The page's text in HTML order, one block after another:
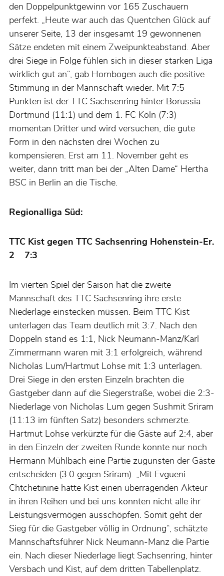
den Doppelpunktgewinn vor 165 Zuschauern
perfekt. „Heute war auch das Quentchen Glück auf
unserer Seite, 13 der insgesamt 19 gewonnenen
Sätze endeten mit einem Zweipunkteabstand. Aber
drei Siege in Folge fühlen sich in dieser starken Liga
wirklich gut an“, gab Hornbogen auch die positive
Stimmung in der Mannschaft wieder. Mit 7:5
Punkten ist der TTC Sachsenring hinter Borussia
Dortmund (11:1) und dem 1. FC Köln (7:3)
momentan Dritter und wird versuchen, die gute
Form in den nächsten drei Wochen zu
kompensieren. Erst am 11. November geht es
weiter, dann tritt man bei der „Alten Dame“ Hertha
BSC in Berlin an die Tische.
Regionalliga Süd:
TTC Kist gegen TTC Sachsenring Hohenstein-Er.
2 7:3
Im vierten Spiel der Saison hat die zweite
Mannschaft des TTC Sachsenring ihre erste
Niederlage einstecken müssen. Beim TTC Kist
unterlagen das Team deutlich mit 3:7. Nach den
Doppeln stand es 1:1, Nick Neumann-Manz/Karl
Zimmermann waren mit 3:1 erfolgreich, während
Nicholas Lum/Hartmut Lohse mit 1:3 unterlagen.
Drei Siege in den ersten Einzeln brachten die
Gastgeber dann auf die Siegerstraße, wobei die 2:3-
Niederlage von Nicholas Lum gegen Sushmit Sriram
(11:13 im fünften Satz) besonders schmerzte.
Hartmut Lohse verkürzte für die Gäste auf 2:4, aber
in den Einzeln der zweiten Runde konnte nur noch
Hermann Mühlbach eine Partie zugunsten der Gäste
entscheiden (3:0 gegen Sriram). „Mit Evgueni
Chtchetinine hatte Kist einen überragenden Akteur
in ihren Reihen und bei uns konnten nicht alle ihr
Leistungsvermögen ausschöpfen. Somit geht der
Sieg für die Gastgeber völlig in Ordnung“, schätzte
Mannschaftsführer Nick Neumann-Manz die Partie
ein. Nach dieser Niederlage liegt Sachsenring, hinter
Versbach und Kist, auf dem dritten Tabellenplatz.